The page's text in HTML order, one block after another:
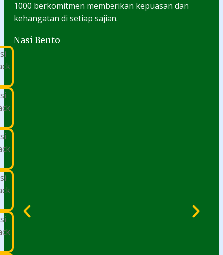
1000 berkomitmen memberikan kepuasan dan
kehangatan di setiap sajian.
Nasi Bento